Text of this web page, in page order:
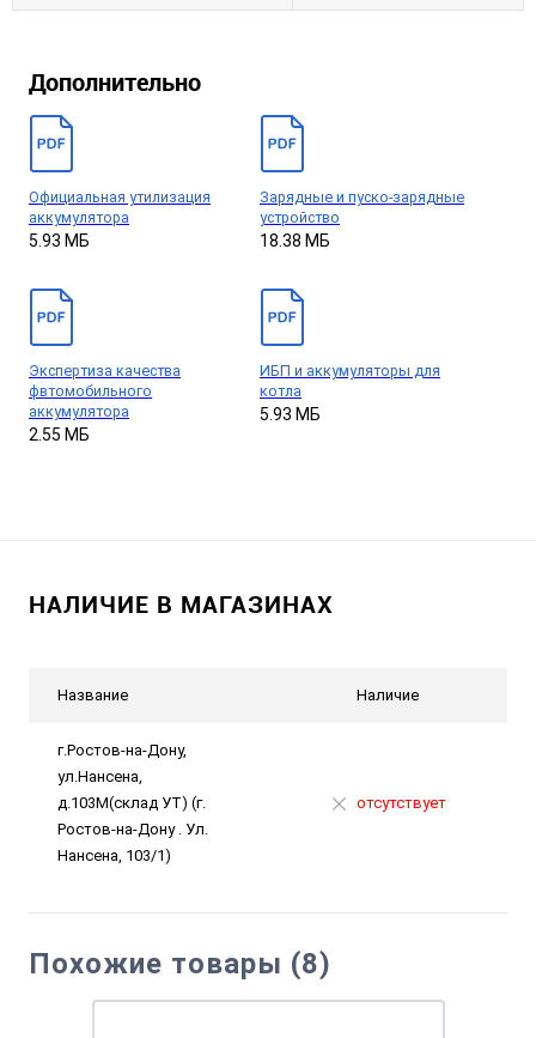
Дополнительно
Официальная утилизация
аккумулятора
5.93 МБ
Зарядные и пуско-зарядные
устройство
18.38 МБ
Экспертиза качества
фвтомобильного
аккумулятора
2.55 МБ
ИБП и аккумуляторы для
котла
5.93 МБ
НАЛИЧИЕ В МАГАЗИНАХ
Название Наличие
г.Ростов-на-Дону,
ул.Нансена,
д.103М(склад УТ) (г.
Ростов-на-Дону . Ул.
Нансена, 103/1)
отсутствует
Похожие товары (8)